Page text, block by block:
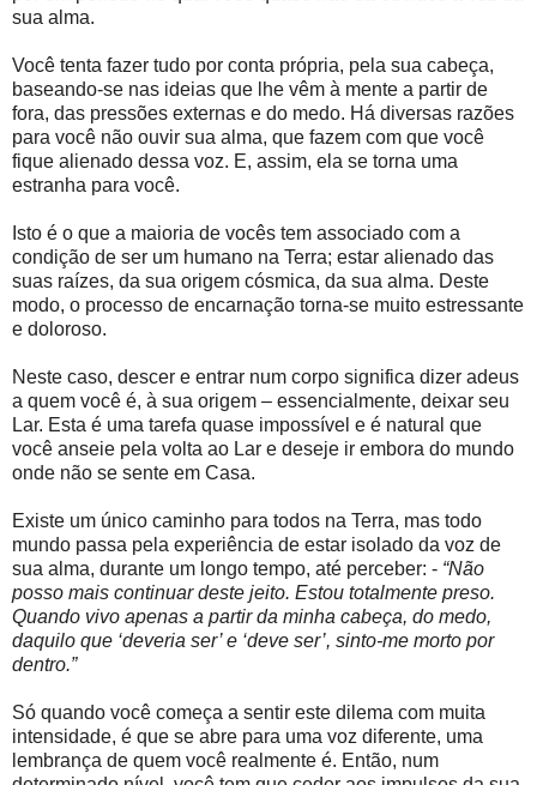
sua alma.
Você tenta fazer tudo por conta própria, pela sua cabeça,
baseando-se nas ideias que lhe vêm à mente a partir de
fora, das pressões externas e do medo. Há diversas razões
para você não ouvir sua alma, que fazem com que você
fique alienado dessa voz. E, assim, ela se torna uma
estranha para você.
Isto é o que a maioria de vocês tem associado com a
condição de ser um humano na Terra; estar alienado das
suas raízes, da sua origem cósmica, da sua alma. Deste
modo, o processo de encarnação torna-se muito estressante
e doloroso.
Neste caso, descer e entrar num corpo significa dizer adeus
a quem você é, à sua origem – essencialmente, deixar seu
Lar. Esta é uma tarefa quase impossível e é natural que
você anseie pela volta ao Lar e deseje ir embora do mundo
onde não se sente em Casa.
Existe um único caminho para todos na Terra, mas todo
mundo passa pela experiência de estar isolado da voz de
sua alma, durante um longo tempo, até perceber: - “Não
posso mais continuar deste jeito. Estou totalmente preso.
Quando vivo apenas a partir da minha cabeça, do medo,
daquilo que ‘deveria ser’ e ‘deve ser’, sinto-me morto por
dentro.”
Só quando você começa a sentir este dilema com muita
intensidade, é que se abre para uma voz diferente, uma
lembrança de quem você realmente é. Então, num